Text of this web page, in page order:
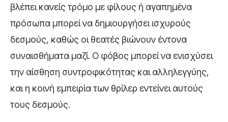
βλέπει κανείς τρόμο με φίλους ή αγαπημένα
πρόσωπα μπορεί να δημιουργήσει ισχυρούς
δεσμούς, καθώς οι θεατές βιώνουν έντονα
συναισθήματα μαζί. Ο φόβος μπορεί να ενισχύσει
την αίσθηση συντροφικότητας και αλληλεγγύης,
και η κοινή εμπειρία των θρίλερ εντείνει αυτούς
τους δεσμούς.